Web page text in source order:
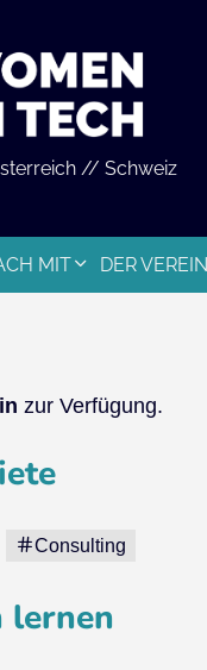
// Schweiz
MIT DER VEREIN
zur Verfügung.
Consulting
lernen